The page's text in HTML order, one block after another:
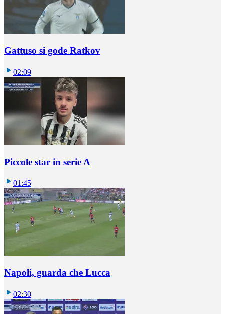
Gattuso si gode Ratkov
02:09
Piccole star in serie A
01:45
Napoli, guarda che Lucca
02:30